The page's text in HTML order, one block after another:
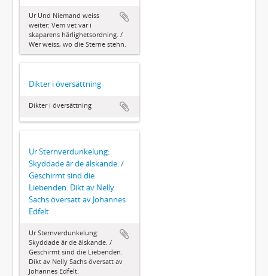
Ur Und Niemand weiss
weiter: Vem vet var i
skaparens härlighetsordning. /
Wer weiss, wo die Sterne stehn.
Dikter i översättning
Dikter i översättning
Ur Sternverdunkelung:
Skyddade är de älskande. /
Geschirmt sind die
Liebenden. Dikt av Nelly
Sachs översatt av Johannes
Edfelt.
Ur Sternverdunkelung:
Skyddade är de älskande. /
Geschirmt sind die Liebenden.
Dikt av Nelly Sachs översatt av
Johannes Edfelt.